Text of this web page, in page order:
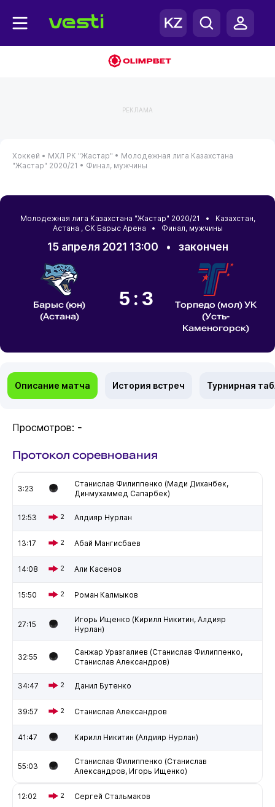
РЕКЛАМА
Хоккей • МХЛ РК "Жастар" • Молодежная лига Казахстана
"Жастар" 2020/21 • Финал, мужчины
Молодежная лига Казахстана "Жастар" 2020/21 • Казахстан,
Астана , СК Барыс Арена • Финал, мужчины
15 апреля 2021 13:00 • закончен
Барыс (юн)
(Астана)
5:3
Торпедо (мол) УК
(Усть-
Каменогорск)
Описание матча История встреч Турнирная
Просмотров: -
Протокол соревнования
3:23
Станислав Филиппенко (Мади Диханбек,
Динмухаммед Сапарбек)
12:53 2 Алдияр Нурлан
13:17 2 Абай Мангисбаев
14:08 2 Али Касенов
15:50 2 Роман Калмыков
27:15
Игорь Ищенко (Кирилл Никитин, Алдияр
Нурлан)
32:55
Санжар Уразгалиев (Станислав Филиппенко,
Станислав Александров)
34:47 2 Данил Бутенко
39:57 2 Станислав Александров
41:47 Кирилл Никитин (Алдияр Нурлан)
55:03
Станислав Филиппенко (Станислав
Александров, Игорь Ищенко)
12:02 2 Сергей Стальмаков